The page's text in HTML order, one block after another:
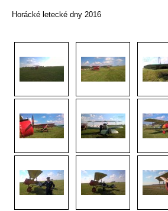
Horácké letecké dny 2016